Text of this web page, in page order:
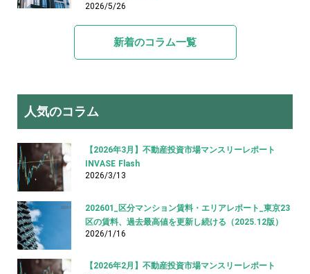
2026/5/26
新着のコラム一覧
人気のコラム
【2026年3月】不動産投資市場マンスリーレポート
INVASE Flash
2026/3/13
202601_区分マンション賃料・エリアレポート_東京23
区の賃料、過去最高値を更新し続ける（2025.12版）
2026/1/16
【2026年2月】不動産投資市場マンスリーレポート